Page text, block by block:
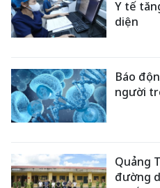
Y tế
diện
Báo
người
Quảng
đường